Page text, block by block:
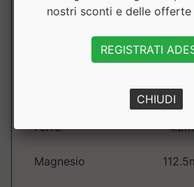
Manganese
Ferro
Magnesio
nostri sconti e delle offerte
REGISTRATI
CHIUDI